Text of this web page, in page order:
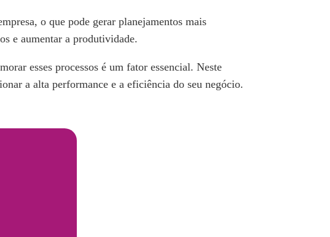
o que pode gerar planejamentos mais
e aumentar a produtividade.
esses processos é um fator essencial. Neste
a alta performance e a eficiência do seu negócio.